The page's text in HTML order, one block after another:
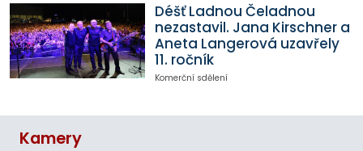
Déšť Ladnou Čeladnou
nezastavil. Jana Kirschner a
Aneta Langerová uzavřely
11. ročník
Komerční sdělení
Kamery